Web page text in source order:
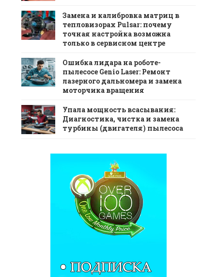
Замена и калибровка матриц в
тепловизорах Pulsar: почему
точная настройка возможна
только в сервисном центре
Ошибка лидара на роботе-
пылесосе Genio Laser: Ремонт
лазерного дальномера и замена
моторчика вращения
Упала мощность всасывания:
Диагностика, чистка и замена
турбины (двигателя) пылесоса